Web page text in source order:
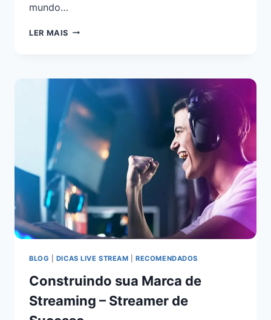
mundo…
LER MAIS
BLOG DICAS LIVE STREAM |RECOMENDADOS
Construindo sua Marca de
Streaming – Streamer de